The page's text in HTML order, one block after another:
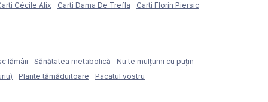
Cécile Alix
Carti Dama De Trefla Carti Florin Piersic
lămâii Sănătatea metabolică
Nu te mulțumi cu puțin
Plante tămăduitoare Pacatul vostru